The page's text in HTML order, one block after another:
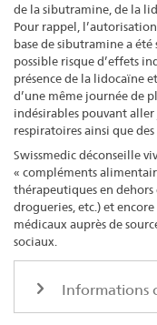
de la sibutramine, de la
Pour rappel,
base de sibutramine a été
possible risque d’effets
présence de la lidocaïne
d’une même journée de
indésirables pouvant aller
respiratoires ainsi que des
Swissmedic déconseille
« compléments
thérapeutiques en dehors
drogueries, etc.) et
médicaux auprès de
sociaux.
Informations